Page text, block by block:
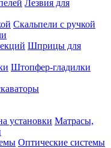
Лезвия для
Скальпели с ручкой
Шприцы для
Штопфер-гладилки
Матрасы,
Оптические системы